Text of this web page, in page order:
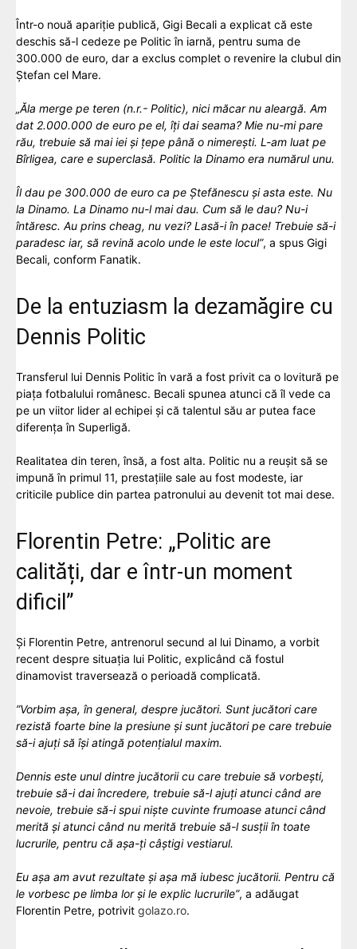
Într-o nouă apariție publică, Gigi Becali a explicat că este
deschis să-l cedeze pe Politic în iarnă, pentru suma de
300.000 de euro, dar a exclus complet o revenire la clubul din
Ștefan cel Mare.
„Ăla merge pe teren (n.r.- Politic), nici măcar nu aleargă. Am
dat 2.000.000 de euro pe el, îți dai seama? Mie nu-mi pare
rău, trebuie să mai iei și țepe până o nimerești. L-am luat pe
Bîrligea, care e superclasă. Politic la Dinamo era numărul unu.
Îl dau pe 300.000 de euro ca pe Ștefănescu și asta este. Nu
la Dinamo. La Dinamo nu-l mai dau. Cum să le dau? Nu-i
întăresc. Au prins cheag, nu vezi? Lasă-i în pace! Trebuie să-i
paradesc iar, să revină acolo unde le este locul”, a spus Gigi
Becali, conform Fanatik.
De la entuziasm la dezamăgire cu
Dennis Politic
Transferul lui Dennis Politic în vară a fost privit ca o lovitură pe
piața fotbalului românesc. Becali spunea atunci că îl vede ca
pe un viitor lider al echipei și că talentul său ar putea face
diferența în Superligă.
Realitatea din teren, însă, a fost alta. Politic nu a reușit să se
impună în primul 11, prestațiile sale au fost modeste, iar
criticile publice din partea patronului au devenit tot mai dese.
Florentin Petre: „Politic are
calități, dar e într-un moment
dificil”
Și Florentin Petre, antrenorul secund al lui Dinamo, a vorbit
recent despre situația lui Politic, explicând că fostul
dinamovist traversează o perioadă complicată.
”Vorbim așa, în general, despre jucători. Sunt jucători care
rezistă foarte bine la presiune și sunt jucători pe care trebuie
să-i ajuți să își atingă potențialul maxim.
Dennis este unul dintre jucătorii cu care trebuie să vorbești,
trebuie să-i dai încredere, trebuie să-l ajuți atunci când are
nevoie, trebuie să-i spui niște cuvinte frumoase atunci când
merită și atunci când nu merită trebuie să-l susții în toate
lucrurile, pentru că așa-ți câștigi vestiarul.
Eu așa am avut rezultate și așa mă iubesc jucătorii. Pentru că
le vorbesc pe limba lor și le explic lucrurile”, a adăugat
Florentin Petre, potrivit golazo.ro.